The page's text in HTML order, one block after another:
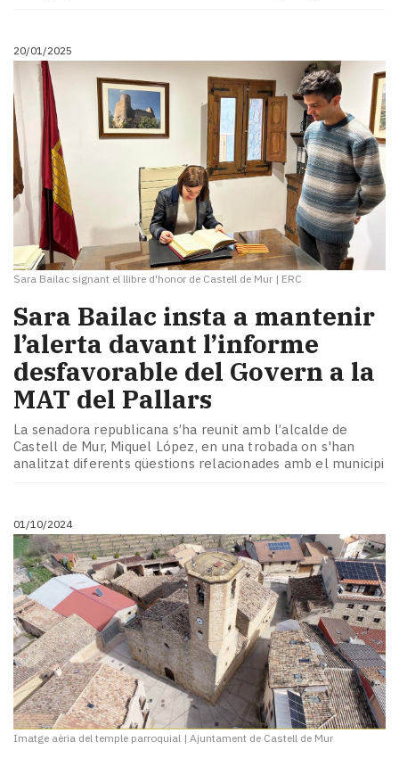
20/01/2025
Sara Bailac signant el llibre d'honor de Castell de Mur | ERC
Sara Bailac insta a mantenir
l’alerta davant l’informe
desfavorable del Govern a la
MAT del Pallars
La senadora republicana s’ha reunit amb l’alcalde de
Castell de Mur, Miquel López, en una trobada on s'han
analitzat diferents qüestions relacionades amb el municipi
01/10/2024
Imatge aèria del temple parroquial | Ajuntament de Castell de Mur